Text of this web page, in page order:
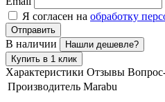
Я согласен на обработку
Отправить
В наличии
Нашли дешевле?
Купить в 1 клик
Характеристики Отзывы
Производитель Marabu